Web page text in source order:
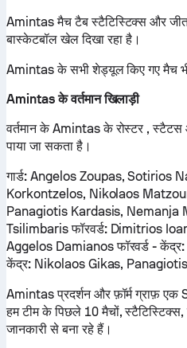
Amintas मैच टैब स्टैटिस्टिक्स और
बास्केटबॉल खेल दिखा रहा है।
Amintas के सभी शेड्यूल किए गए मैच
Amintas के वर्तमान खिलाड़ी
वर्तमान के Amintas के रोस्टर , स्टैटस
पाया जा सकता है।
गार्ड:Angelos Zoupas, Sotirios
Korkontzelos, Nikolaos
Panagiotis Kardasis, Nemanja
Tsilimbarisफॉरवर्ड:Dimitrios
Aggelos Damianosफॉरवर्ड - केंद्र:
केंद्र:Nikolaos Gikas,
Amintas प्रदर्शन और फ़ॉर्म ग्राफ़ एक
हम टीम के पिछले 10 मैचों,
जानकारी से बना रहे हैं।